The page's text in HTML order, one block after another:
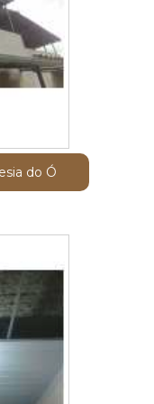
do Ó